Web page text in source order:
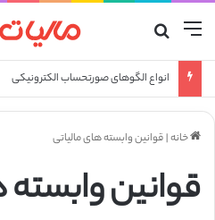
منو
انواع الگوهای صورتحساب الکترونیکی
خانه|قوانین وابسته های مالیاتی
قوانین وابسته